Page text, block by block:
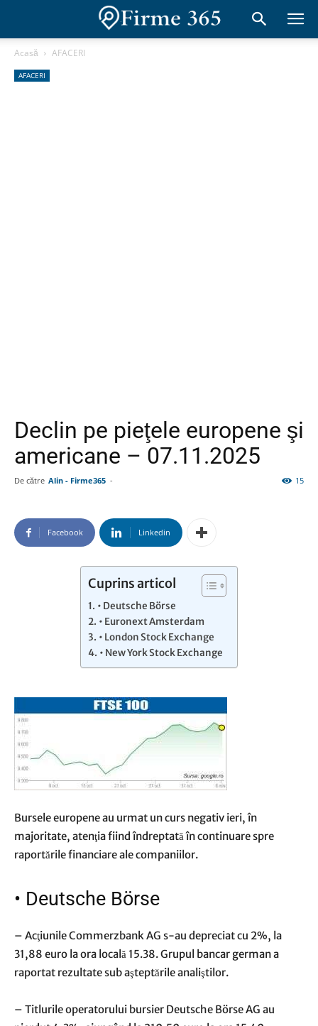
Acasă AFACERI
AFACERI
Declin pe pieţele europene şi
americane – 07.11.2025
De către Alin - Firme365 - 15
Facebook Linkedin
Cuprins articol
• Deutsche Börse
• Euronext Amsterdam
• London Stock Exchange
• New York Stock Exchange
Bursele europene au urmat un curs negativ ieri, în
majoritate, atenţia fiind îndreptată în continuare spre
raportările financiare ale companiilor.
• Deutsche Börse
– Acţiunile Commerzbank AG s-au depreciat cu 2%, la
31,88 euro la ora locală 15.38. Grupul bancar german a
raportat rezultate sub aşteptările analiştilor.
– Titlurile operatorului bursier Deutsche Börse AG au